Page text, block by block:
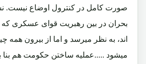
صورت کامل در کنترول اوضاع نیست.
بحران در بین رهبریت قوای عسکری که
اند، به نظر میرسد و اما از بیرون همه
میشود .....عملیه ساختن حکومت هم بنا